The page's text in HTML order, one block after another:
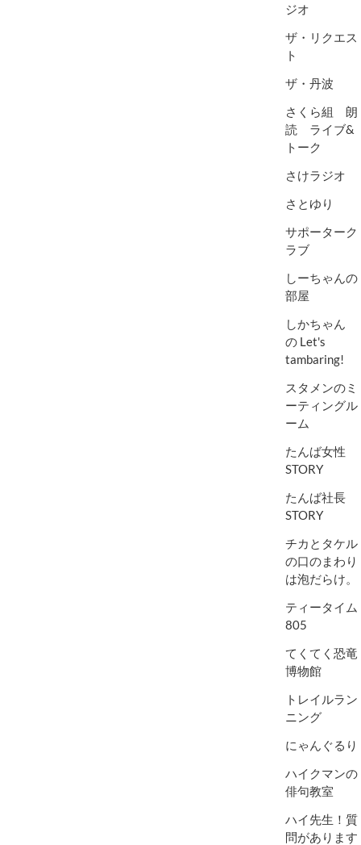
ジオ
ザ・リクエス
ト
ザ・丹波
さくら組 朗
読 ライブ&
トーク
さけラジオ
さとゆり
サポーターク
ラブ
しーちゃんの
部屋
しかちゃん
の Let's
tambaring!
スタメンのミ
ーティングル
ーム
たんば女性
STORY
たんば社長
STORY
チカとタケル
の口のまわり
は泡だらけ。
ティータイム
805
てくてく恐竜
博物館
トレイルラン
ニング
にゃんぐるり
ハイクマンの
俳句教室
ハイ先生！質
問があります